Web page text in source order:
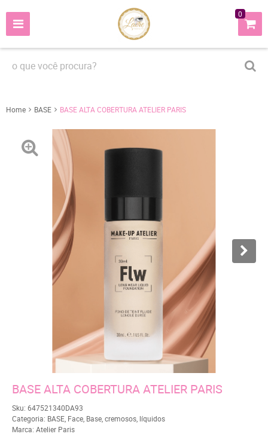
0
Home BASE BASE ALTA COBERTURA ATELIER PARIS
BASE ALTA COBERTURA ATELIER PARIS
Sku: 647521340DA93
Categoria: BASE Face Base cremosos líquidos
Marca: Atelier Paris